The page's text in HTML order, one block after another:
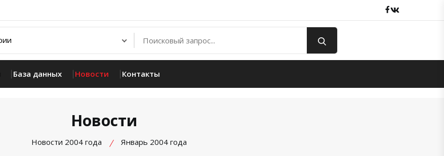
Facebook
База данных Новости Контакты
Новости
Новости 2004 года Январь 2004 года